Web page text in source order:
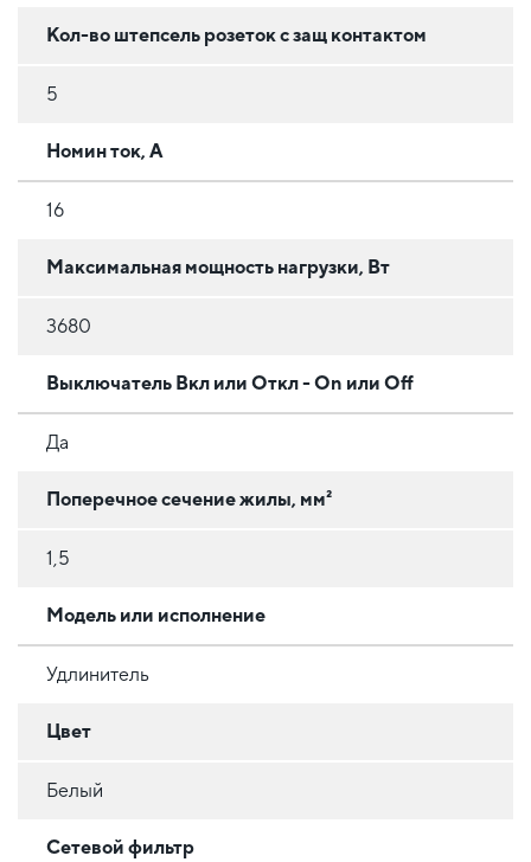
Кол-во штепсель розеток с защ контактом
5
Номин ток, А
16
Максимальная мощность нагрузки, Вт
3680
Выключатель Вкл или Откл - On или Off
Да
Поперечное сечение жилы, мм²
1,5
Модель или исполнение
Удлинитель
Цвет
Белый
Сетевой фильтр